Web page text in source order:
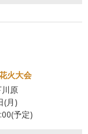
火大会
川原
(月)
予定)